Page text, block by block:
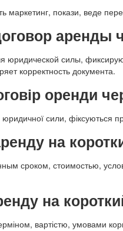
маркетинг, покази, веде
аренды
юридической силы,
корректность документа.
оренди
юридичної сили,
на
сроком, стоимостью,
на
вартістю, умовами